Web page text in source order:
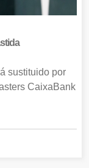
sustituido por
CaixaBank